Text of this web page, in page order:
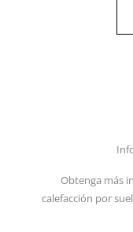
Obtenga más
calefacción por